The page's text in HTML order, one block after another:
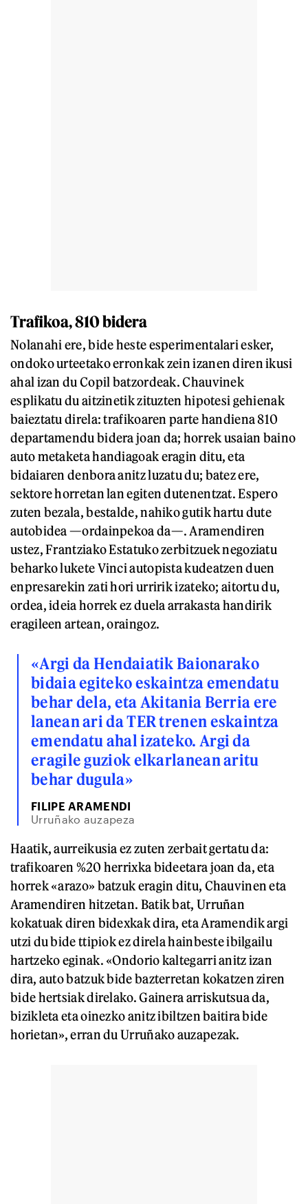
Trafikoa, 810 bidera
Nolanahi ere, bide heste esperimentalari esker,
ondoko urteetako erronkak zein izanen diren ikusi
ahal izan du Copil batzordeak. Chauvinek
esplikatu du aitzinetik zituzten hipotesi gehienak
baieztatu direla: trafikoaren parte handiena 810
departamendu bidera joan da; horrek usaian baino
auto metaketa handiagoak eragin ditu, eta
bidaiaren denbora anitz luzatu du; batez ere,
sektore horretan lan egiten dutenentzat. Espero
zuten bezala, bestalde, nahiko gutik hartu dute
autobidea —ordainpekoa da—. Aramendiren
ustez, Frantziako Estatuko zerbitzuek negoziatu
beharko lukete Vinci autopista kudeatzen duen
enpresarekin zati hori urririk izateko; aitortu du,
ordea, ideia horrek ez duela arrakasta handirik
eragileen artean, oraingoz.
«Argi da Hendaiatik Baionarako
bidaia egiteko eskaintza emendatu
behar dela, eta Akitania Berria ere
lanean ari da TER trenen eskaintza
emendatu ahal izateko. Argi da
eragile guziok elkarlanean aritu
behar dugula»
FILIPE ARAMENDI
Urruñako auzapeza
Haatik, aurreikusia ez zuten zerbait gertatu da:
trafikoaren %20 herrixka bideetara joan da, eta
horrek «arazo» batzuk eragin ditu, Chauvinen eta
Aramendiren hitzetan. Batik bat, Urruñan
kokatuak diren bidexkak dira, eta Aramendik argi
utzi du bide ttipiok ez direla hainbeste ibilgailu
hartzeko eginak. «Ondorio kaltegarri anitz izan
dira, auto batzuk bide bazterretan kokatzen ziren
bide hertsiak direlako. Gainera arriskutsua da,
bizikleta eta oinezko anitz ibiltzen baitira bide
horietan», erran du Urruñako auzapezak.